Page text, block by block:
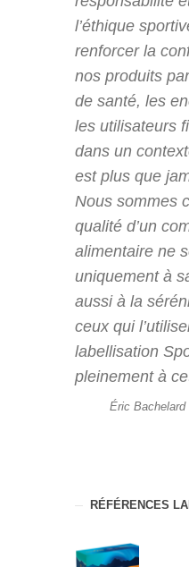
l’éthique
renforcer la
nos produits
de santé, les
les utilisateurs
dans un
est plus que
Nous sommes
qualité d’un
alimentaire ne
uniquement à
aussi à la
ceux qui
labellisation
pleinement à
Éric
RÉFÉRENCES